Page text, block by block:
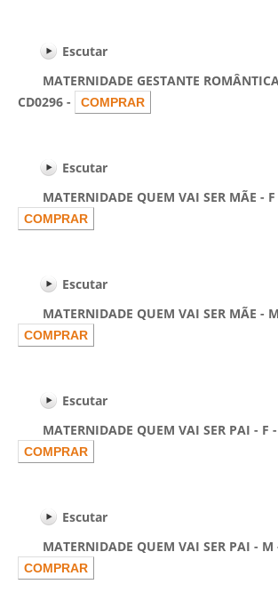
Escutar
MATERNIDADE GESTANTE
CD0296 -
Escutar
MATERNIDADE QUEM VAI SER MÃE - F
Escutar
MATERNIDADE QUEM VAI SER MÃE -
Escutar
MATERNIDADE QUEM VAI SER PAI - F -
Escutar
MATERNIDADE QUEM VAI SER PAI - M